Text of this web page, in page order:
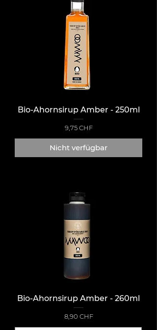
Bio-Ahornsirup Amber - 250ml
Preis
9,75 CHF
Nicht verfügbar
Bio-Ahornsirup Amber - 260ml
Preis
8,90 CHF